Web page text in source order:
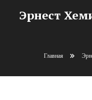
Эрнест
Главная